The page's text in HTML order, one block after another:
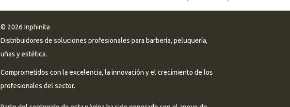
© 2026 Inphinita
Distribuidores de soluciones profesionales para barbería, peluquería,
uñas y estética.
Comprometidos con la excelencia, la innovación y el crecimiento de los
profesionales del sector.